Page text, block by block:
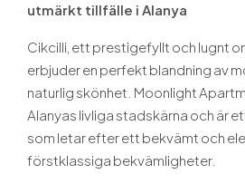
utmärkt tillfälle i Alanya
Cikcilli, ett prestigefyllt och lugnt
erbjuder en perfekt blandning av
naturlig skönhet. Moonlight
Alanyas livliga stadskärna och är
som letar efter ett bekvämt och
förstklassiga bekvämligheter.